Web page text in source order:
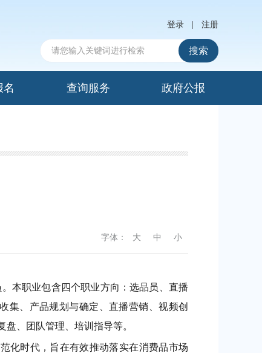
登录 注册
搜索
名 查询服务 政府公报
字体： 大 中 小
本职业包含四个职业方向：选品员、直播
集、产品规划与确定、直播营销、视频创
、团队管理、培训指导等。
化时代，旨在有效推动落实在消费品市场